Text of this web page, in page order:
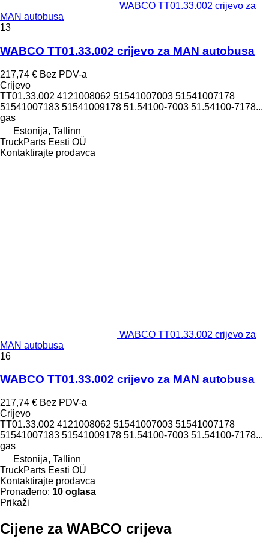
WABCO TT01.33.002 crijevo za
MAN autobusa
13
WABCO TT01.33.002 crijevo za MAN autobusa
217,74 € Bez PDV-a
Crijevo
TT01.33.002 4121008062 51541007003 51541007178
51541007183 51541009178 51.54100-7003 51.54100-7178...
gas
Estonija, Tallinn
TruckParts Eesti OÜ
Kontaktirajte prodavca
WABCO TT01.33.002 crijevo za
MAN autobusa
16
WABCO TT01.33.002 crijevo za MAN autobusa
217,74 € Bez PDV-a
Crijevo
TT01.33.002 4121008062 51541007003 51541007178
51541007183 51541009178 51.54100-7003 51.54100-7178...
gas
Estonija, Tallinn
TruckParts Eesti OÜ
Kontaktirajte prodavca
Pronađeno: 10 oglasa
Prikaži
Cijene za WABCO crijeva